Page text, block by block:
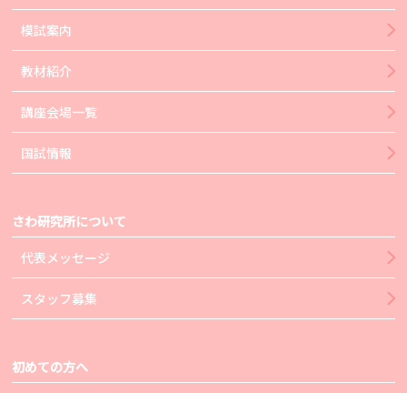
模試案内
教材紹介
講座会場一覧
国試情報
さわ研究所について
代表メッセージ
スタッフ募集
初めての方へ